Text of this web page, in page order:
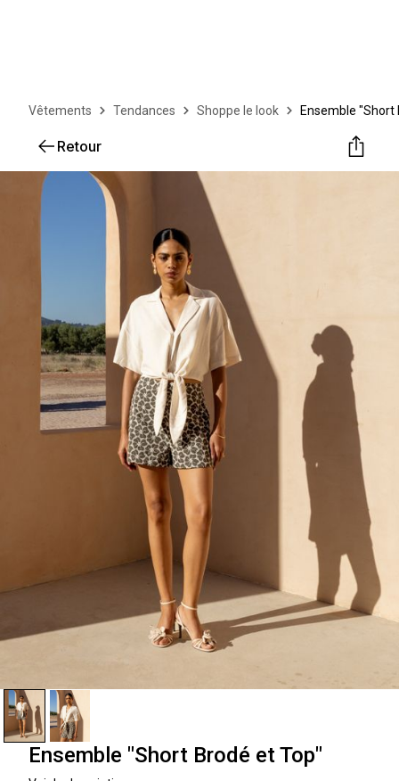
Vêtements Tendances Shoppe le look Ensemble "Short
Retour
Ensemble "Short Brodé et Top"